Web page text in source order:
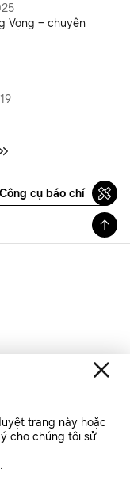
Vọng – chuyện
Công cụ báo chí
trang này hoặc
cho chúng tôi sử
.